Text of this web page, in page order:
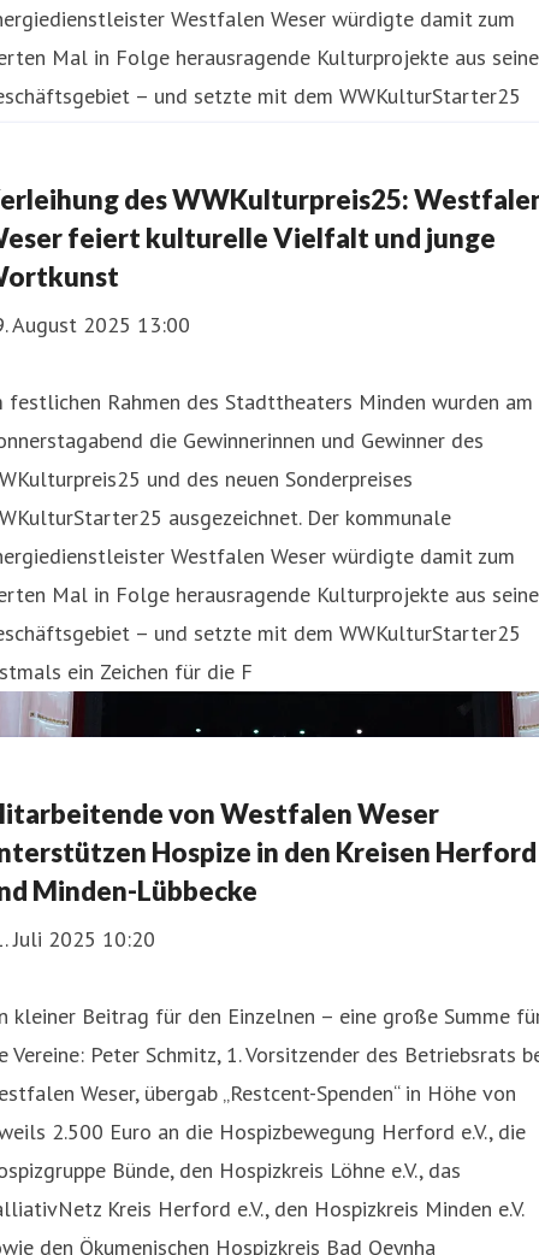
Westfalen Weser würdigte damit zum
Mal in Folge herausragende Kulturprojekte aus
– und setzte mit dem WWKulturStarter25
des WWKulturpreis25:
feiert kulturelle Vielfalt und junge
August 2025 13:00
festlichen Rahmen des Stadttheaters Minden wurden am
die Gewinnerinnen und Gewinner des
und des neuen Sonderpreises
ausgezeichnet. Der kommunale
Westfalen Weser würdigte damit zum
Mal in Folge herausragende Kulturprojekte aus
– und setzte mit dem WWKulturStarter25
ein Zeichen für die F
von Westfalen Weser
Hospize in den Kreisen Herford
Minden-Lübbecke
Juli 2025 10:20
kleiner Beitrag für den Einzelnen – eine große Summe
Vereine: Peter Schmitz, 1. Vorsitzender des Betriebsrats
Weser, übergab „Restcent-Spenden“ in Höhe von
2.500 Euro an die Hospizbewegung Herford e.V., die
Bünde, den Hospizkreis Löhne e.V., das
Kreis Herford e.V., den Hospizkreis Minden e.V.
den Ökumenischen Hospizkreis Bad Oeynha